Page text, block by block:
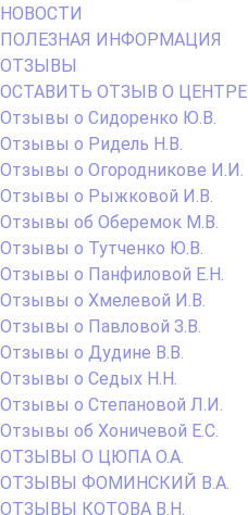
НОВОСТИ
ПОЛЕЗНАЯ ИНФОРМАЦИЯ
ОТЗЫВЫ
ОСТАВИТЬ ОТЗЫВ О ЦЕНТРЕ
Отзывы о Сидоренко Ю.В.
Отзывы о Ридель Н.В.
Отзывы о Огородникове И.И.
Отзывы о Рыжковой И.В.
Отзывы об Оберемок М.В.
Отзывы о Тутченко Ю.В.
Отзывы о Панфиловой Е.Н.
Отзывы о Хмелевой И.В.
Отзывы о Павловой З.В.
Отзывы о Дудине В.В.
Отзывы о Седых Н.Н.
Отзывы о Степановой Л.И.
Отзывы об Хоничевой Е.С.
ОТЗЫВЫ О ЦЮПА О.А.
ОТЗЫВЫ ФОМИНСКИЙ В.А.
ОТЗЫВЫ КОТОВА В.Н.